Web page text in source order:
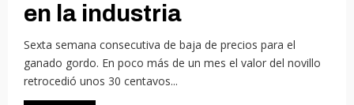
en la industria
Sexta semana consecutiva de baja de precios para el
ganado gordo. En poco más de un mes el valor del novillo
retrocedió unos 30 centavos...